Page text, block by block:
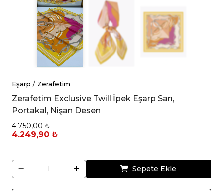
Eşarp / Zerafetim
Zerafetim Exclusive Twill İpek Eşarp Sarı,
Portakal, Nişan Desen
4.750,00 ₺
4.249,90 ₺
Sepete Ekle